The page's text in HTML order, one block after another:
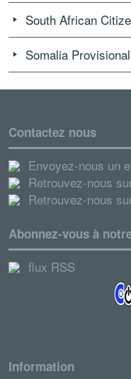
South African
Somalia
Contactez nous
Envoyez-nous un
Retrouvez-nous
Retrouvez-nous
Abonnez-vous à
flux RSS
Information